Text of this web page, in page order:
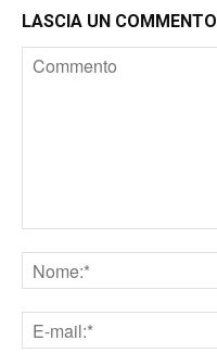
LASCIA UN COMMENTO